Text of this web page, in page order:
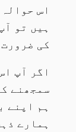
اس
ہیں تو
کی
اگر آپ
سمجھنے
ہم اپنے
ہمارے